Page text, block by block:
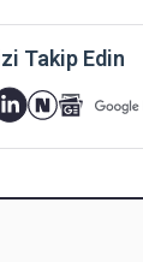
Takip Edin